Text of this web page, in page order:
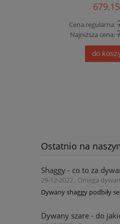
Cena regularna:
Najniższa cena:
do
Ostatnio na
Shaggy - co to za
29-12-2022 , Omega
Dywany shaggy podbiły
Dywany szare - do